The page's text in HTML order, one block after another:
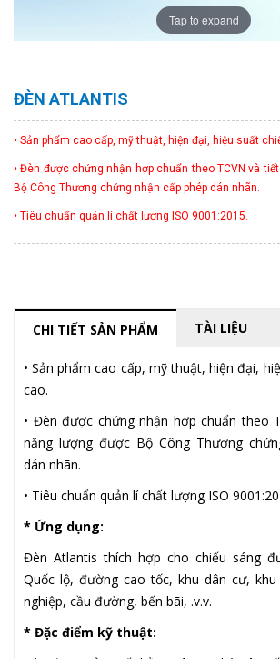
Tap to expand
ĐÈN ATLANTIS
• Sản phẩm cao cấp, mỹ thuật, hiện đại, hiệu suất
• Đèn được chứng nhận hợp chuẩn theo TCVN và
Bộ Công Thương chứng nhận cấp phép dán nhãn.
• Tiêu chuẩn quản lí chất lượng ISO 9001:2015.
CHI TIẾT SẢN PHẨM TÀI LIỆU
• Sản phẩm cao cấp, mỹ thuật, hiện đại,
cao.
• Đèn được chứng nhận hợp chuẩn theo
năng lượng được Bộ Công Thương
dán nhãn.
• Tiêu chuẩn quản lí chất lượng ISO
* Ứng dụng:
Đèn Atlantis thích hợp cho chiếu sáng
Quốc lộ, đường cao tốc, khu dân cư,
nghiệp, cầu đường, bến bãi, .v.v.
* Đặc điểm kỹ thuật: